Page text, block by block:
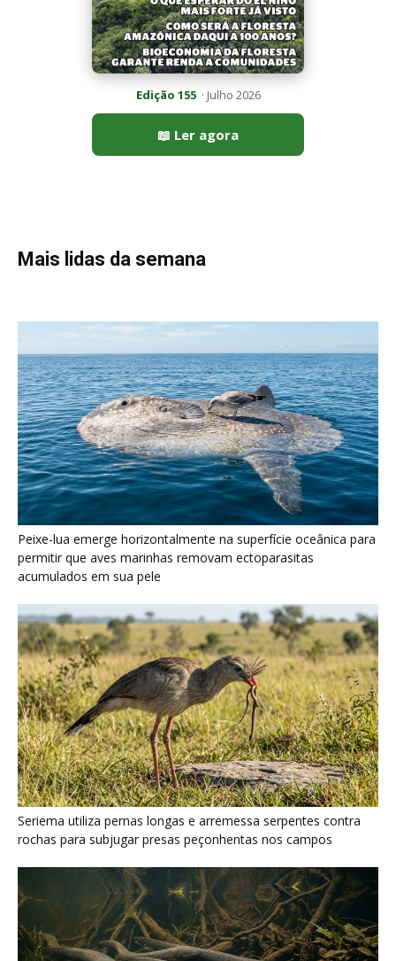
Peixe-lua emerge horizontalmente na superfície oceânica para
permitir que aves marinhas removam ectoparasitas
Seriema utiliza pernas longas e arremessa serpentes contra
rochas para subjugar presas peçonhentas nos campos
Poraquê sincroniza descargas elétricas em grupo para
amplificar campo elétrico e atordoar cardumes de peixes
maiores na Amazônia